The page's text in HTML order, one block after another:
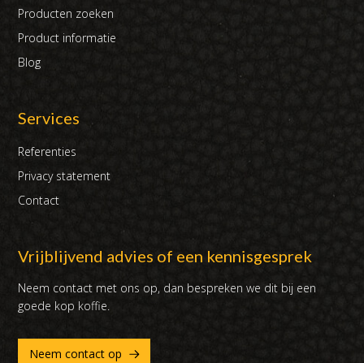
Producten zoeken
Product informatie
Blog
Services
Referenties
Privacy statement
Contact
Vrijblijvend advies of een kennisgesprek
Neem contact met ons op, dan bespreken we dit bij een
goede kop koffie.
Neem contact op